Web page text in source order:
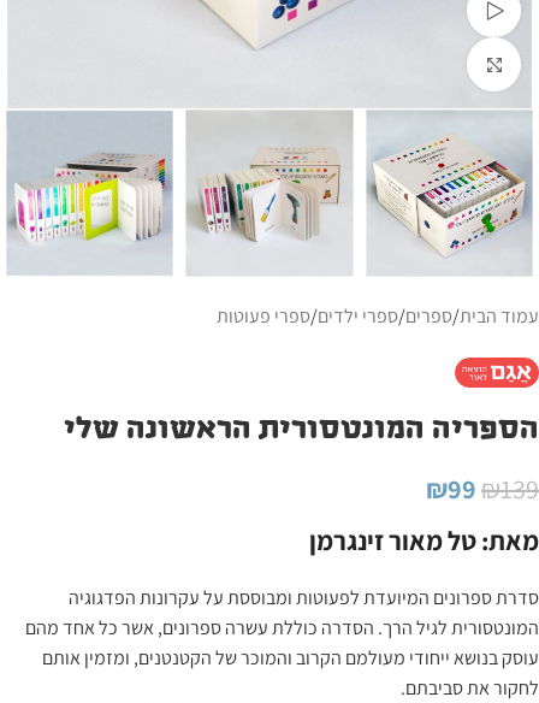
צפייה בוידאו
לחצו להגדלה
עמוד הבית/ספרים/ספרי ילדים/ספרי פעוטות
הספריה המונטסורית הראשונה שלי
₪139
₪99
מאת: טל מאור זינגרמן
סדרת ספרונים המיועדת לפעוטות ומבוססת על עקרונות הפדגוגיה
המונטסורית לגיל הרך. הסדרה כוללת עשרה ספרונים, אשר כל אחד מהם
עוסק בנושא ייחודי מעולמם הקרוב והמוכר של הקטנטנים, ומזמין אותם
לחקור את סביבתם.